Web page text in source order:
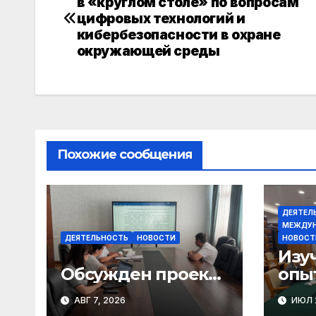
по
записям
цифровых технологий и
кибербезопасности в охране
окружающей среды
Похожие сообщения
ДЕЯТЕЛЬНОСТЬ НОВОСТИ
Обсужден проект
Закона «О
финансовом
АВГ 7, 2026 ИЮЛ